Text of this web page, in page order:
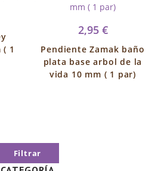
1
2,95 €
Pendiente Zamak baño
plata base arbol de la
vida 10 mm ( 1 par)
Filtrar